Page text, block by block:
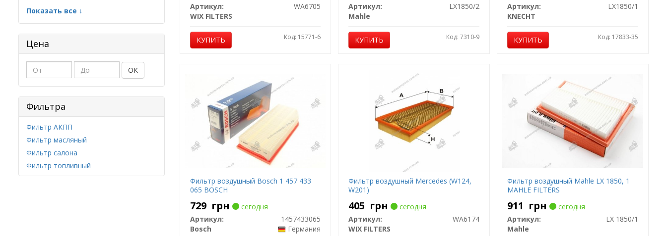
Показать все ↓
Цена
ОК
Фильтра
Фильтр АКПП
Фильтр масляный
Фильтр салона
Фильтр топливный
Артикул:
WA6705
WIX FILTERS
КУПИТЬ Код: 15771-6
Артикул:
LX1850/2
Mahle
КУПИТЬ Код: 7310-9
Артикул:
LX1850/1
KNECHT
КУПИТЬ Код: 17833-35
Фильтр воздушный Bosch 1 457 433
065 BOSCH
729 грн
сегодня
Артикул:
1457433065
Bosch
Германия
Фильтр воздушный Mercedes (W124,
W201)
405 грн
сегодня
Артикул:
WA6174
WIX FILTERS
Фильтр воздушный Mahle LX 1850, 1
MAHLE FILTERS
911 грн
сегодня
Артикул:
LX 1850/1
Mahle